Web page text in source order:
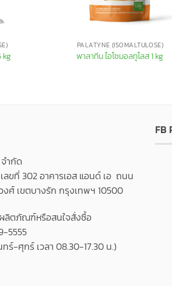
kg
PALATYNE (ISOMALTULOSE)
พาลาทีน ไอโซมอลทูโลส 1 kg
ำกัด
ขที่ 302 อาคารเอส แอนด์ เอ ถนน
ศ์ เขตบางรัก กรุงเทพฯ 10500
ลิตภัณฑ์หรือสนใจสั่งซื้อ
5555
ทร์-ศุกร์ เวลา 08.30-17.30 น.)
FB